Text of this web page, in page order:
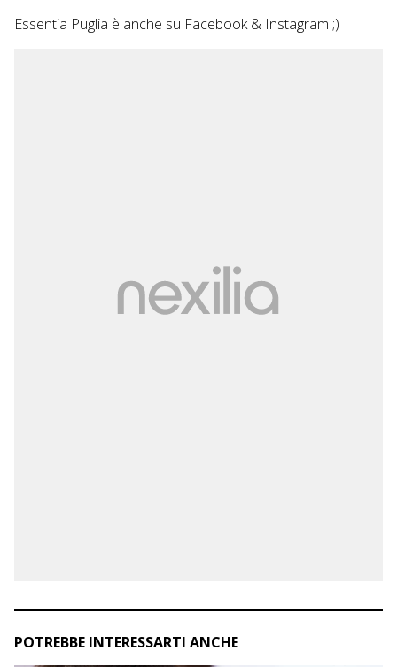
Essentia Puglia è anche su Facebook& Instagram ;)
POTREBBE INTERESSARTI ANCHE